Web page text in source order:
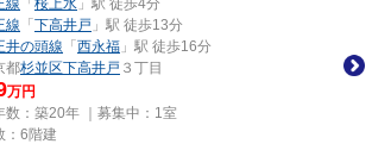
線 「下高井戸 」駅 徒歩13分
井の頭線 「西永福 」駅 徒歩16分
都杉並区下高井戸 ３丁目
万円
数：築20年 ｜募集中： 1室
：6階建